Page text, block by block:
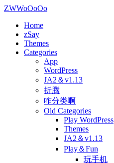
ZWWoOoOo
Home
zSay
Themes
Categories
App
WordPress
JA2＆v1.13
折腾
咋分类啊
Old Categories
Play WordPress
Themes
JA2＆v1.13
Play＆Fun
玩手机